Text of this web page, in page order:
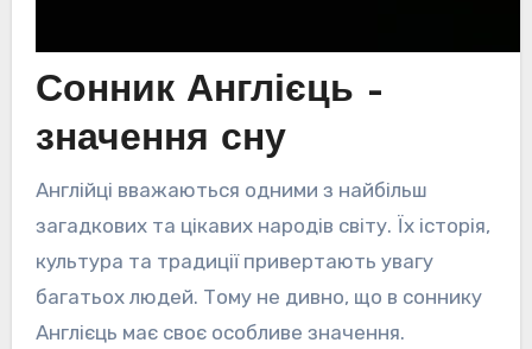
Сонник Англієць –
значення сну
Англійці вважаються одними з найбільш
загадкових та цікавих народів світу. Їх історія,
культура та традиції привертають увагу
багатьох людей. Тому не дивно, що в соннику
Англієць має своє особливе значення.